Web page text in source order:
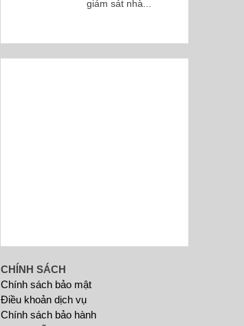
giám sát nhà...
CHÍNH SÁCH
Chính sách bảo mật
Điều khoản dịch vụ
Chính sách bảo hành